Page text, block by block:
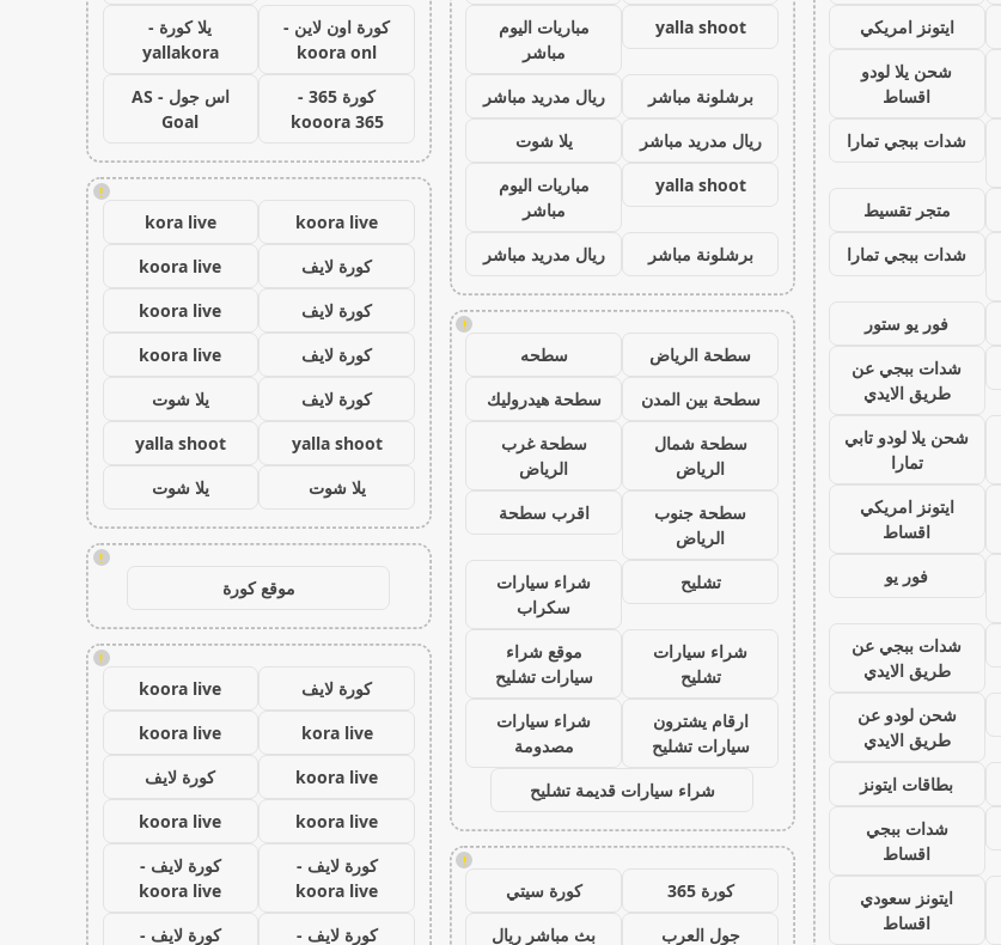
ايتونز امريكي
شحن يلا لودو
اقساط
شدات ببجي تمارا
متجر تقسيط
شدات ببجي تمارا
فور يو ستور
شدات ببجي عن
طريق الايدي
شحن يلا لودو تابي
تمارا
ايتونز امريكي
اقساط
فور يو
شدات ببجي عن
طريق الايدي
شحن لودو عن
طريق الايدي
بطاقات ايتونز
شدات ببجي
اقساط
ايتونز سعودي
اقساط
yalla shoot
مباريات اليوم
مباشر
برشلونة مباشر
ريال مدريد مباشر
ريال مدريد مباشر
يلا شوت
yalla shoot
مباريات اليوم
مباشر
برشلونة مباشر
ريال مدريد مباشر
!
سطحة الرياض
سطحه
سطحة بين المدن
سطحة هيدروليك
سطحة شمال
الرياض
سطحة غرب
الرياض
سطحة جنوب
الرياض
اقرب سطحة
تشليح
شراء سيارات
سكراب
شراء سيارات
تشليح
موقع شراء
سيارات تشليح
ارقام يشترون
سيارات تشليح
شراء سيارات
مصدومة
شراء سيارات قديمة تشليح
!
كورة 365
كورة سيتي
جول العرب
بث مباشر ريال
كورة اون لاين -
koora onl
يلا كورة -
yallakora
كورة 365 -
kooora 365
اس جول - AS
Goal
!
koora live
kora live
كورة لايف
koora live
كورة لايف
koora live
كورة لايف
koora live
كورة لايف
يلا شوت
yalla shoot
yalla shoot
يلا شوت
يلا شوت
!
موقع كورة
!
كورة لايف
koora live
kora live
koora live
koora live
كورة لايف
koora live
koora live
كورة لايف -
koora live
كورة لايف -
koora live
كورة لايف -
كورة لايف -